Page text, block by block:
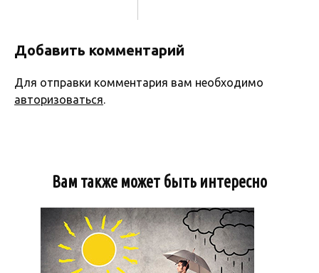
Добавить комментарий
Для отправки комментария вам необходимо
авторизоваться.
Вам также может быть интересно